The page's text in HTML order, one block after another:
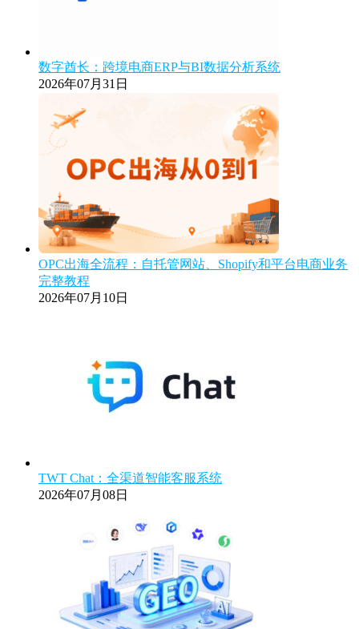
数字酋长：跨境电商ERP与BI数据分析系统
2026年07月31日
OPC出海全流程：自托管网站、Shopify和平台电商业务
完整教程
2026年07月10日
TWT Chat：全渠道智能客服系统
2026年07月08日